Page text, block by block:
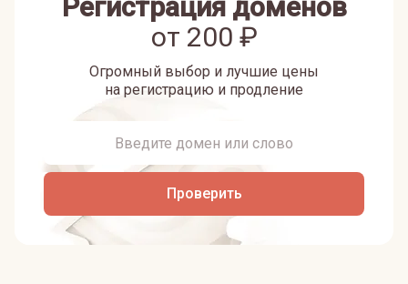
Регистрация доменов
от 200 ₽
Огромный выбор и лучшие цены
на регистрацию и продление
Проверить